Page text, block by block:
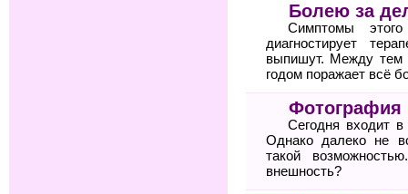
Болею за
Симптомы
диагностирует
выпишут. Между тем
годом поражает всё
Фотография
Сегодня входит
Однако далеко не
такой
внешность?